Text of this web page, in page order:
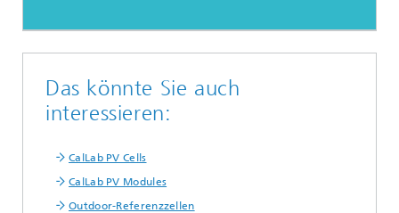
Das könnte Sie auch
interessieren:
CalLab PV Cells
CalLab PV Modules
Outdoor-Referenzzellen